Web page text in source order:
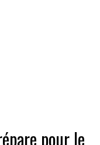
pour le